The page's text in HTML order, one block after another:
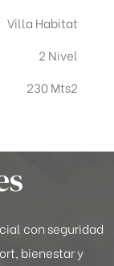
Villa Habitat
2 Nivel
230 Mts2
con seguridad
bienestar y